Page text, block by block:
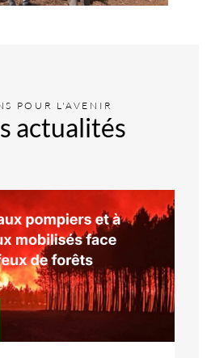
POUR L'AVENIR
actualités